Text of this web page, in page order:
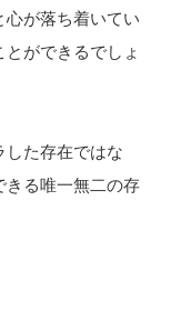
心が落ち着いてい
ができるでしょ
した存在ではな
きる唯一無二の存